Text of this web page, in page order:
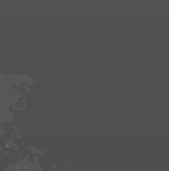
по обобщению